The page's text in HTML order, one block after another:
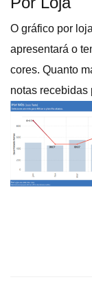
O gráfico por
apresentará o
cores. Quanto
notas recebidas